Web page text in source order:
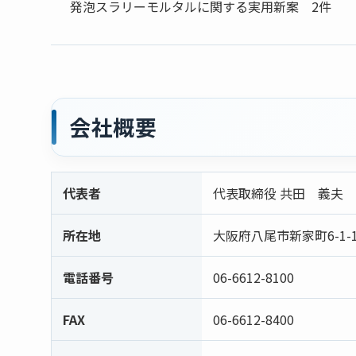
発泡スラリーモルタルに関する実用新案 2件
会社概要
代表者 代表取締役 共田 義夫
所在地 大阪府八尾市新家町6-1-
電話番号 06-6612-8100
FAX 06-6612-8400